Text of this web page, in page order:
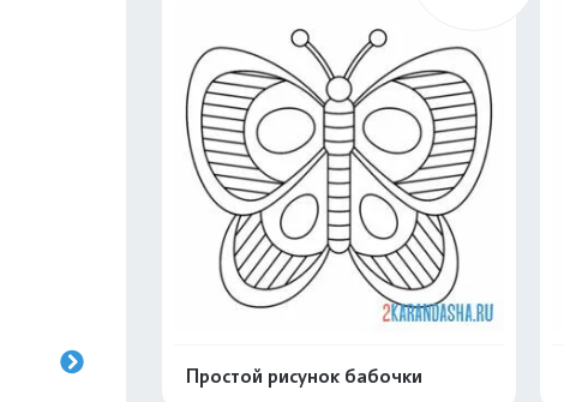
Простой рисунок бабочки